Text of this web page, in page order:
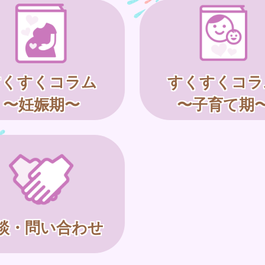
すくコラム
〜妊娠期〜
すくすくコ
〜子育て期
・問い合わせ